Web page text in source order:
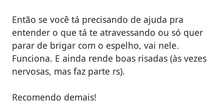
Então se você tá precisando de ajuda pra
entender o que tá te atravessando ou só quer
parar de brigar com o espelho, vai nele.
Funciona. E ainda rende boas risadas (às vezes
nervosas, mas faz parte rs).
Recomendo demais!